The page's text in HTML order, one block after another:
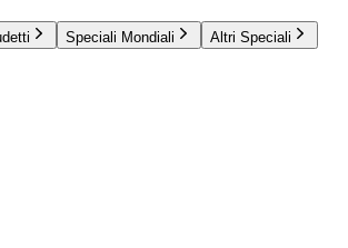
Speciali Mondiali Altri Speciali